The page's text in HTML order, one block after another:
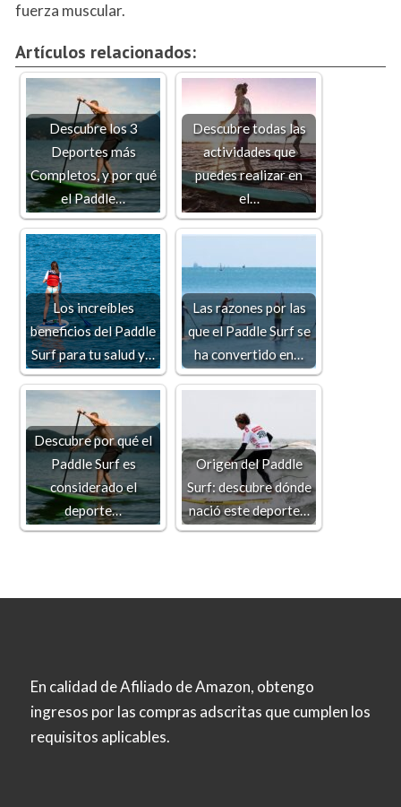
fuerza muscular.
Artículos relacionados:
Descubre los 3
Deportes más
Completos, y por qué
el Paddle…
Descubre todas las
actividades que
puedes realizar en
el…
Los increíbles
beneficios del Paddle
Surf para tu salud y…
Las razones por las
que el Paddle Surf se
ha convertido en…
Descubre por qué el
Paddle Surf es
considerado el
deporte…
Origen del Paddle
Surf: descubre dónde
nació este deporte…
En calidad de Afiliado de Amazon, obtengo
ingresos por las compras adscritas que cumplen los
requisitos aplicables.